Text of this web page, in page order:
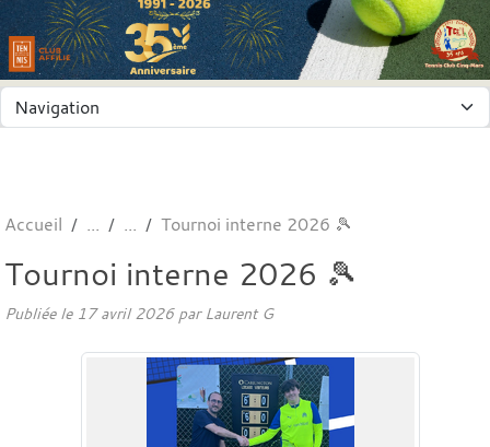
Accueil Tournoi interne 2026 🎾
Tournoi interne 2026 🎾
Publiée le 17 avril 2026par Laurent G
Panneau de gestion des cookies